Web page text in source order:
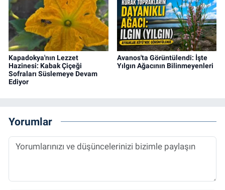
Kapadokya'nın Lezzet
Hazinesi: Kabak Çiçeği
Sofraları Süslemeye Devam
Ediyor
Avanos'ta Görüntülendi: İşte
Yılgın Ağacının Bilinmeyenleri
Yorumlar